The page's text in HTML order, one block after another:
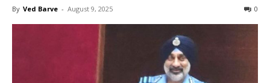
By Ved Barve - August 9, 2025 0